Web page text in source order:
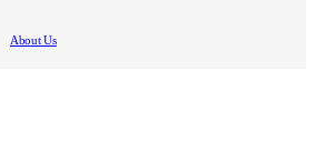
About Us